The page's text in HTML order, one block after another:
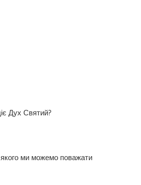
Дух Святий?
ми можемо поважати